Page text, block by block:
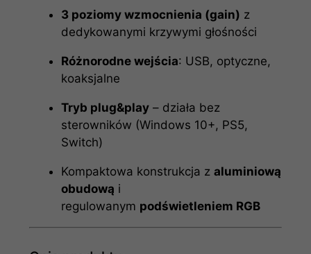
3 poziomy wzmocnienia (gain) z
dedykowanymi krzywymi głośności
Różnorodne wejścia: USB, optyczne,
koaksjalne
Tryb plug&play– działa bez
sterowników (Windows 10+, PS5,
Switch)
Kompaktowa konstrukcja z aluminiową
obudową i
regulowanym podświetleniem RGB